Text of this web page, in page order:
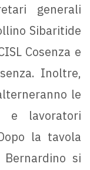
generali
Sibaritide
Cosenza e
Inoltre,
le
e lavoratori
la tavola
si